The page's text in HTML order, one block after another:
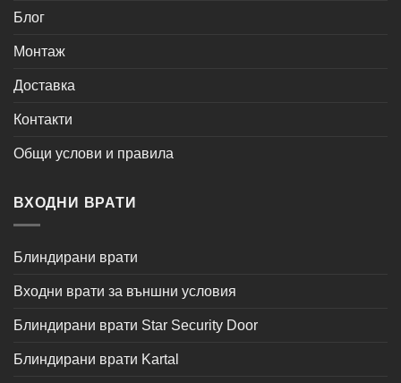
Блог
Монтаж
Доставка
Контакти
Общи услови и правила
ВХОДНИ ВРАТИ
Блиндирани врати
Входни врати за външни условия
Блиндирани врати Star Security Door
Блиндирани врати Kartal